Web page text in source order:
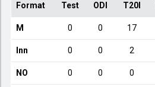
Format Test ODI T20I
M 0 0 17
Inn 0 0 2
NO 0 0 0